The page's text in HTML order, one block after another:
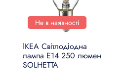
Не в наявності
ІКЕА Світлодіодна
лампа E14 250 люмен
SOLHETTA